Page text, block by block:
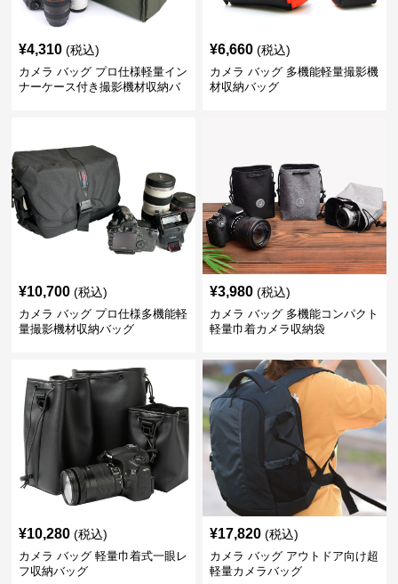
¥4,310 (税込)
カメラ バッグ プロ仕様軽量イン
ナーケース付き撮影機材収納バ
¥6,660 (税込)
カメラ バッグ 多機能軽量撮影機
材収納バッグ
¥10,700 (税込)
カメラ バッグ プロ仕様多機能軽
量撮影機材収納バッグ
¥3,980 (税込)
カメラ バッグ 多機能コンパクト
軽量巾着カメラ収納袋
¥10,280 (税込)
カメラ バッグ 軽量巾着式一眼レ
フ収納バッグ
¥17,820 (税込)
カメラ バッグ アウトドア向け超
軽量カメラバッグ